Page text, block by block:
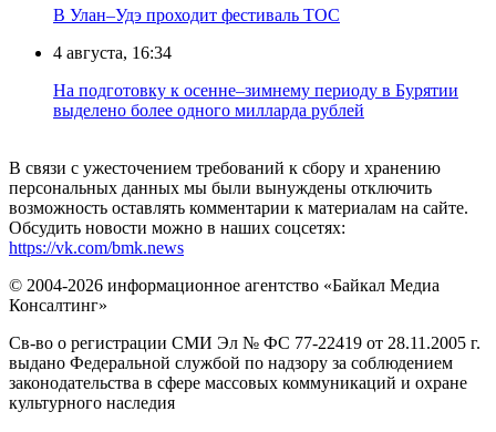
В Улан–Удэ проходит фестиваль ТОС
4 августа, 16:34
На подготовку к осенне–зимнему периоду в Бурятии
выделено более одного милларда рублей
В связи с ужесточением требований к сбору и хранению
персональных данных мы были вынуждены отключить
возможность оставлять комментарии к материалам на сайте.
Обсудить новости можно в наших соцсетях:
https://vk.com/bmk.news
© 2004-2026 информационное агентство «Байкал Медиа
Консалтинг»
Св-во о регистрации СМИ Эл № ФС 77-22419 от 28.11.2005 г.
выдано Федеральной службой по надзору за соблюдением
законодательства в сфере массовых коммуникаций и охране
культурного наследия